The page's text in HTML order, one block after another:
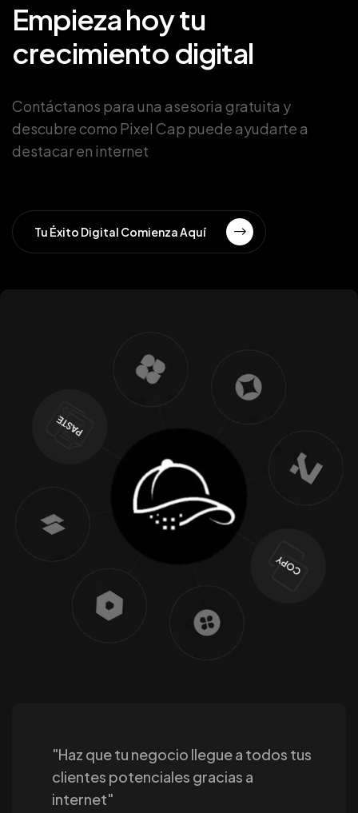
Empiezahoytu
crecimiento digital
Contáctanos para una asesoria gratuita y
descubre como Pixel Cap puede ayudarte a
destacar en internet
Tu Éxito Digital Comienza Aquí
"Haz que tu negocio llegue a todos tus
clientes potenciales gracias a
internet"